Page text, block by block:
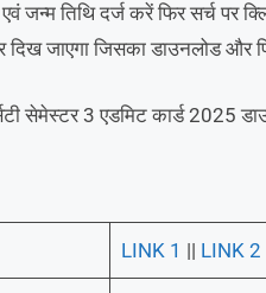
जन्म तिथि दर्ज करें फिर सर्च पर
जाएगा जिसका डाउनलोड और
सेमेस्टर 3 एडमिट कार्ड 2025
LINK 1 || LINK 2